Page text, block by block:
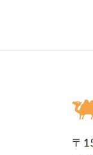
〒